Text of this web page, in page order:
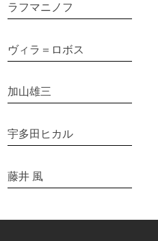
ラフマニノフ
ヴィラ＝ロボス
加山雄三
宇多田ヒカル
藤井 風